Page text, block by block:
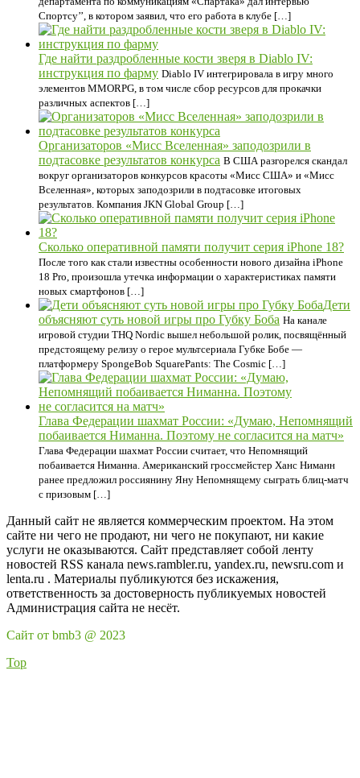
Спортсу’’, в котором заявил, что его работа в клубе […]
Где найти раздробленные кости зверя в Diablo IV:
инструкция по фарму Diablo IV интегрировала в игру много
элементов MMORPG, в том числе сбор ресурсов для прокачки
различных аспектов […]
Организаторов «Мисс Вселенная» заподозрили в
подтасовке результатов конкурса В США разгорелся скандал
вокруг организаторов конкурсов красоты «Мисс США» и «Мисс
Вселенная», которых заподозрили в подтасовке итоговых
результатов. Компания JKN Global Group […]
Сколько оперативной памяти получит серия iPhone 18?
После того как стали известны особенности нового дизайна iPhone
18 Pro, произошла утечка информации о характеристиках памяти
новых смартфонов […]
Дети
объясняют суть новой игры про Губку Боба На канале
игровой студии THQ Nordic вышел небольшой ролик, посвящённый
предстоящему релизу о герое мультсериала Губке Бобе —
платформеру SpongeBob SquarePants: The Cosmic […]
Глава Федерации шахмат России: «Думаю, Непомнящий
побаивается Ниманна. Поэтому не согласится на матч»
Глава Федерации шахмат России считает, что Непомнящий
побаивается Ниманна. Американский гроссмейстер Ханс Ниманн
ранее предложил россиянину Яну Непомнящему сыграть блиц-матч
с призовым […]
Данный сайт не является коммерческим проектом. На этом
сайте ни чего не продают, ни чего не покупают, ни какие
услуги не оказываются. Сайт представляет собой ленту
новостей RSS канала news.rambler.ru, yandex.ru, newsru.com и
lenta.ru . Материалы публикуются без искажения,
ответственность за достоверность публикуемых новостей
Администрация сайта не несёт.
Сайт от bmb3 @ 2023
Top